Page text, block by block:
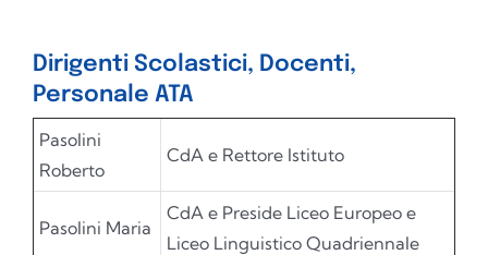
Dirigenti Scolastici, Docenti,
Personale ATA
Pasolini
Roberto
CdA e Rettore Istituto
Pasolini Maria
CdA e Preside Liceo Europeo e
Liceo Linguistico Quadriennale